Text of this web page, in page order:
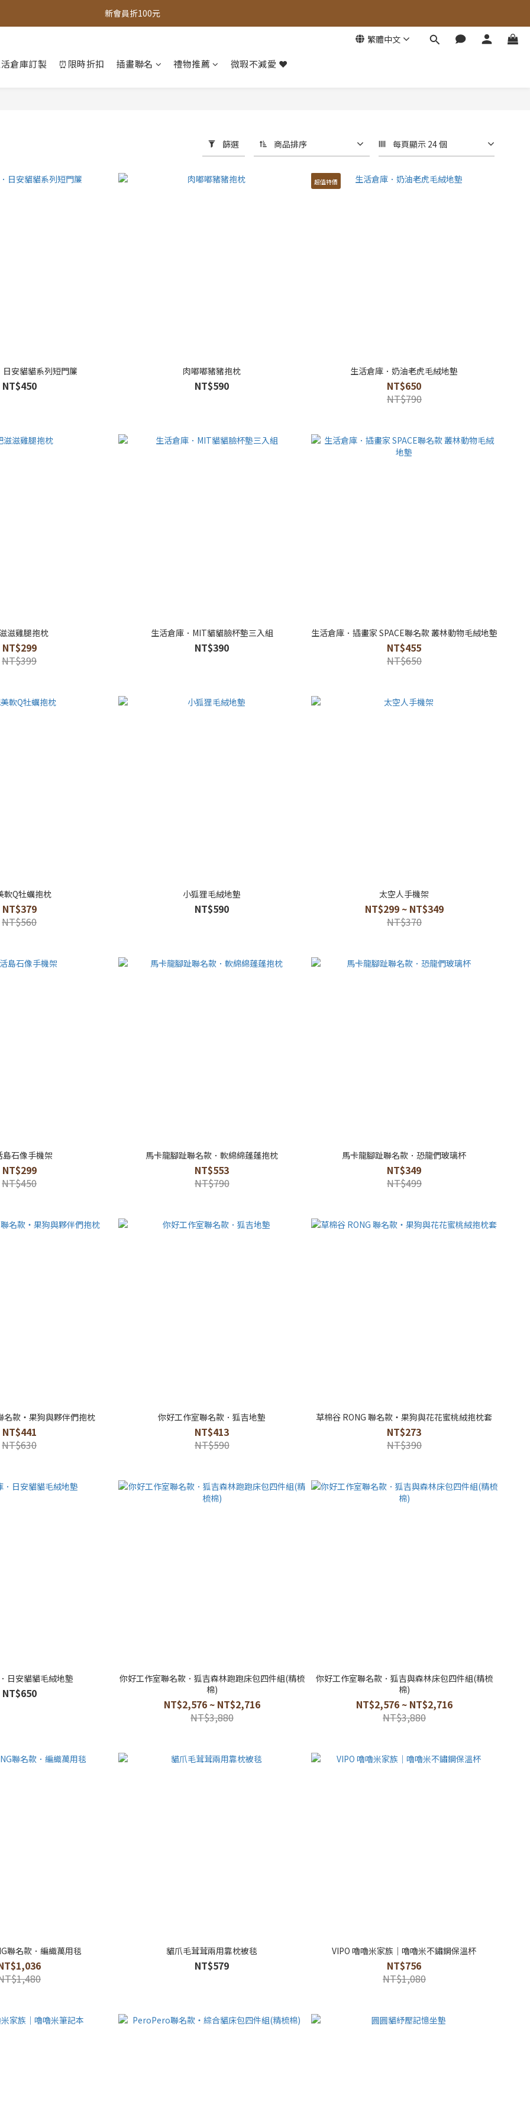
全館，滿888超取免運｜滿1500宅配免運
全館現貨商品，3個工作天內出貨
繁體中文
倉庫訂製 ⏰限時折扣 插畫聯名 禮物推薦 微瑕不減愛 ❤️
篩選 商品排序 每頁顯示 24 個
日安貓貓系列短門簾
NT$450
肉嘟嘟豬豬抱枕
NT$590
超值特價
生活倉庫．奶油老虎毛絨地墊
NT$650
NT$790
滋雞腿抱枕
NT$299
NT$399
生活倉庫．MIT貓貓臉杯墊三入組
NT$390
生活倉庫．插畫家 SPACE聯名款 叢林動物毛絨地墊
NT$455
NT$650
軟Q牡蠣抱枕
NT$379
NT$560
小狐狸毛絨地墊
NT$590
太空人手機架
NT$299 ~ NT$349
NT$370
島石像手機架
NT$299
NT$450
馬卡龍腳趾聯名款．軟綿綿蓬蓬抱枕
NT$553
NT$790
馬卡龍腳趾聯名款．恐龍們玻璃杯
NT$349
NT$499
名款・果狗與夥伴們抱枕
NT$441
NT$630
你好工作室聯名款．狐吉地墊
NT$413
NT$590
草棉谷 RONG 聯名款・果狗與花花蜜桃絨抱枕套
NT$273
NT$390
日安貓貓毛絨地墊
NT$650
你好工作室聯名款．狐吉森林跑跑床包四件組(精梳
棉)
NT$2,576 ~ NT$2,716
NT$3,880
你好工作室聯名款．狐吉與森林床包四件組(精梳
棉)
NT$2,576 ~ NT$2,716
NT$3,880
聯名款．編織萬用毯 貓爪毛茸茸兩用靠枕被毯
NT$579
VIPO 嚕嚕米家族｜嚕嚕米不鏽鋼保溫杯
NT$756
NT$1,080